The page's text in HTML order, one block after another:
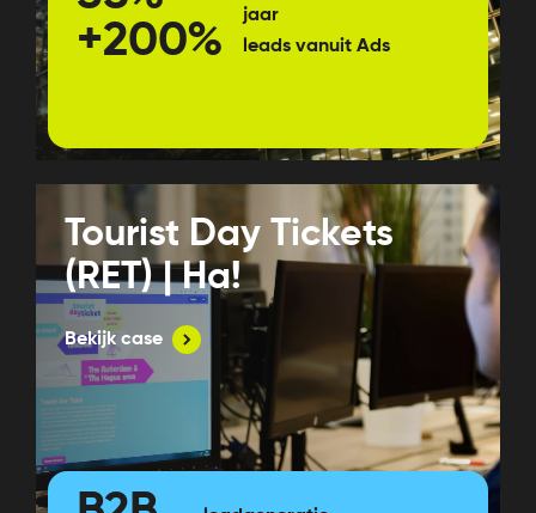
jaar
+200% leads vanuit Ads
Tourist Day Tickets
(RET) | Ha!
Bekijk case